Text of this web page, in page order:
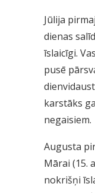
Jūlija
dienas
īslaicīgi.
pusē
karstāks
negaisiem.
Augusta
Mārai (15.
nokrišņi